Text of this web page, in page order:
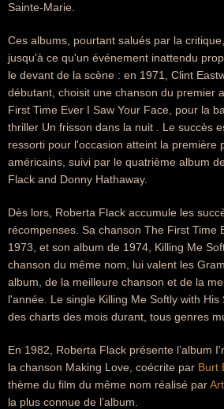
Sainte-Marie.
Ces albums, pourtant salués par la
jusqu'à ce qu'un événement inattendu
le devant de la scène : en 1971, Clint
débutant, choisit une chanson du premier
First Time Ever I Saw Your Face, pour la
thriller Un frisson dans la nuit . Le succès
ressorti pour l'occasion atteint la première
américains, suivi par le quatrième album
Flack and Donny Hathaway.
Dès lors, Roberta Flack accumule les
récompenses. Sa chanson The First Time
1973, et son album de 1974, Killing Me
chanson du même nom, lui valent les
album, de la meilleure chanson et de la
l'année. Le single Killing Me Softly with
des charts des mois durant, tous genres
En 1982, Roberta Flack présente l’album
la chanson Making Love, coécrite par Burt
thème du film du même nom réalisé par
la plus connue de l’album.